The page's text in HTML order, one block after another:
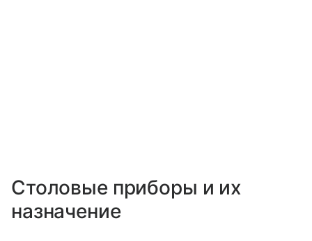
Столовые приборы и их
назначение